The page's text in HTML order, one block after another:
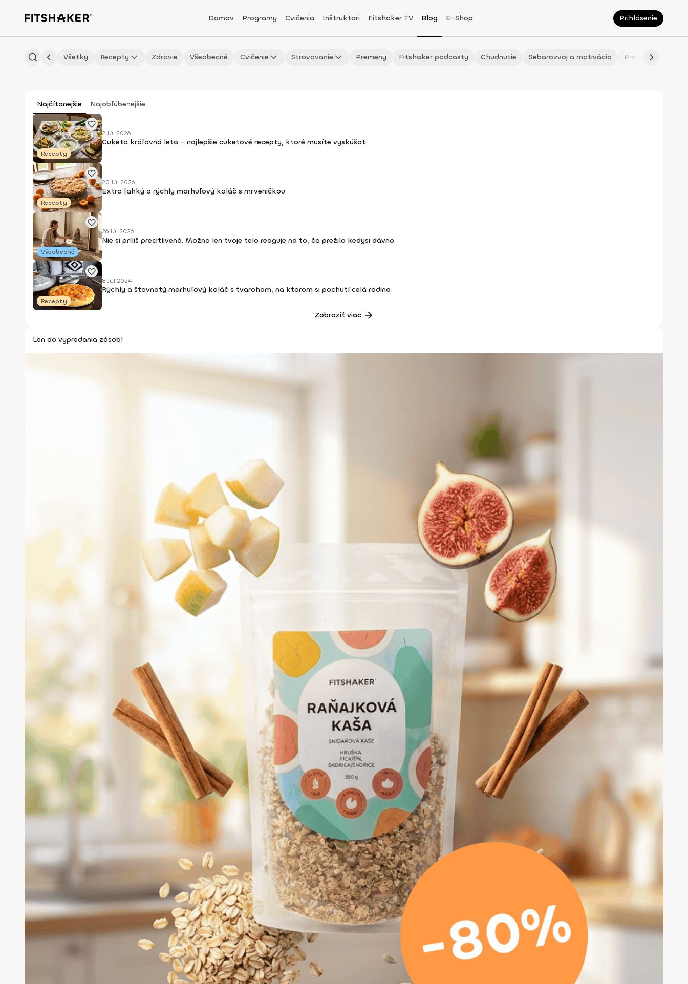
Domov Programy Cvičenia Inštruktori Fitshaker TV Blog E-Shop Prihlásenie
Všetky Recepty Zdravie Všeobecné Cvičenie Stravovanie Premeny Fitshaker podcasty Chudnutie Sebarozvoj a motivácia Pre fitmaminky
Najčítanejšie Najobľúbenejšie
Recepty
2 Júl 2026
Cuketa kráľovná leta - najlepšie cuketové recepty, ktoré musíte vyskúšať
Recepty
20 Júl 2026
Extra ľahký a rýchly marhuľový koláč s mrveničkou
Všeobecné
26 Júl 2026
Nie si príliš precitlivená. Možno len tvoje telo reaguje na to, čo prežilo kedysi dávno
Recepty
8 Júl 2024
Rýchly a šťavnatý marhuľový koláč s tvarohom, na ktorom si pochutí celá rodina
Zobraziť viac
Len do vypredania zásob!